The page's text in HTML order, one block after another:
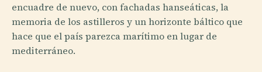
encuadre de nuevo, con fachadas hanseáticas, la
memoria de los astilleros y un horizonte báltico que
hace que el país parezca marítimo en lugar de
mediterráneo.